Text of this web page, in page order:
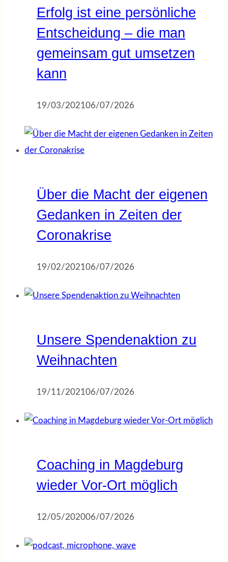
Erfolg ist eine persönliche
Entscheidung – die man
gemeinsam gut umsetzen
kann
19/03/202106/07/2026
Über die Macht der eigenen
Gedanken in Zeiten der
Coronakrise
19/02/202106/07/2026
Unsere Spendenaktion zu
Weihnachten
19/11/202106/07/2026
Coaching in Magdeburg
wieder Vor-Ort möglich
12/05/202006/07/2026